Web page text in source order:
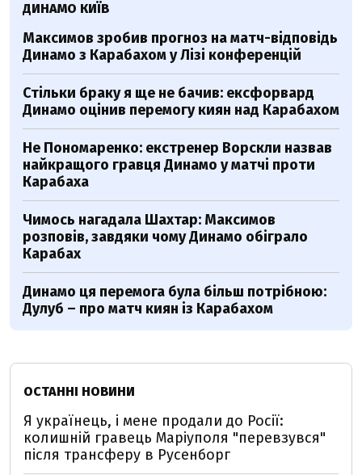
ДИНАМО КИЇВ
Максимов зробив прогноз на матч-відповідь
Динамо з Карабахом у Лізі конференцій
Стільки браку я ще не бачив: ексфорвард
Динамо оцінив перемогу киян над Карабахом
Не Пономаренко: екстренер Ворскли назвав
найкращого гравця Динамо у матчі проти
Карабаха
Чимось нагадала Шахтар: Максимов
розповів, завдяки чому Динамо обіграло
Карабах
Динамо ця перемога була більш потрібною:
Дулуб – про матч киян із Карабахом
ОСТАННІ НОВИНИ
Я українець, і мене продали до Росії:
колишній гравець Маріуполя "перевзувся"
після трансферу в Русенборг